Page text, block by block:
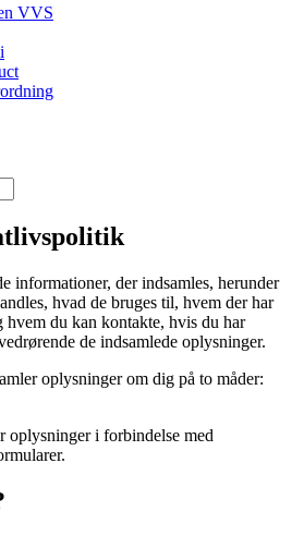
VVS
informationer, der indsamles, herunder
hvad de bruges til, hvem der har
hvem du kan kontakte, hvis du har
de indsamlede oplysninger.
oplysninger om dig på to måder:
oplysninger i forbindelse med